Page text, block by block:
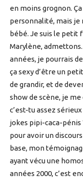
en moins grognon.
personnalité, mais je
bébé. Je suis le petit
Marylène, admettons.
années, je pourrais
ça sexy d’être un
de grandir, et de
show de scène, je
c’est-tu assez
jokes pipi-caca-
pour avoir un
base, mon
ayant vécu une
années 2000, c’est